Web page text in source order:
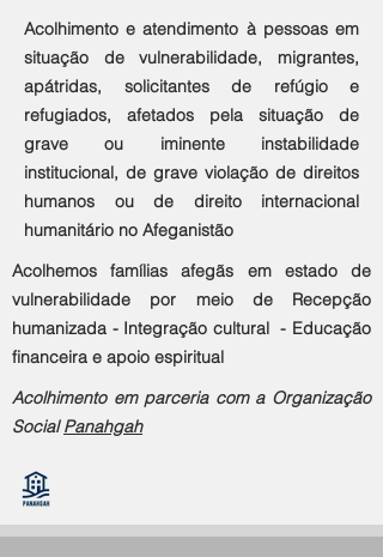
Acolhimento e atendimento à pessoas em
situação de vulnerabilidade, migrantes,
apátridas, solicitantes de refúgio e
refugiados, afetados pela situação de
grave ou iminente instabilidade
institucional, de grave violação de direitos
humanos ou de direito internacional
humanitário no Afeganistão
Acolhemos famílias afegãs em estado de
vulnerabilidade por meio de Recepção
humanizada - Integração cultural - Educação
financeira e apoio espiritual
Acolhimento em parceria com a Organização
SocialPanahgah